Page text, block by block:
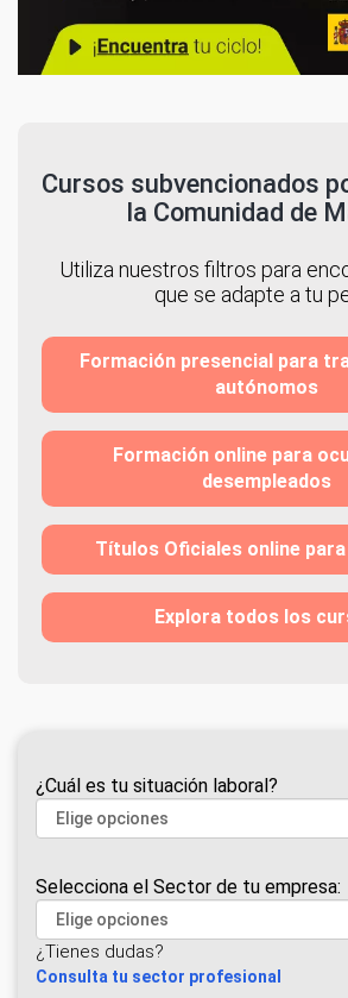
Cursos subvencionados
la Comunidad de
Utiliza nuestros filtros para
que se adapte a tu
Formación presencial para
autónomos
Formación online para
desempleados
Títulos Oficiales online
Explora todos los
¿Cuál es tu situación laboral?
Selecciona el Sector de tu empresa:
¿Tienes dudas?
Consulta tu sector profesional